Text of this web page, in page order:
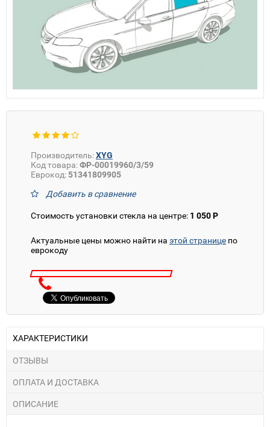
Производитель:XYG
Код товара:ФР-00019960/3/59
Еврокод: 51341809905
Добавить в сравнение
Стоимость установки стекла на центре: 1 050 Р
Актуальные цены можно найти на этой странице по
еврокоду
ХАРАКТЕРИСТИКИ
ОТЗЫВЫ
ОПЛАТА И ДОСТАВКА
ОПИСАНИЕ